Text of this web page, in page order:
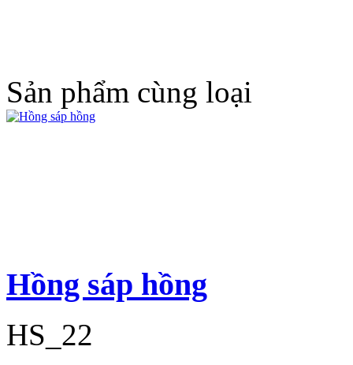
Sản phẩm cùng loại
Hồng sáp hồng
HS_22